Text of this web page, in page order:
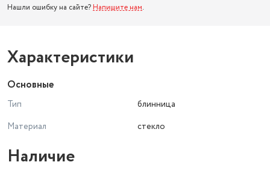
Нашли ошибку на сайте? Напишите нам.
Характеристики
Основные
Тип
блинница
Материал
стекло
Наличие